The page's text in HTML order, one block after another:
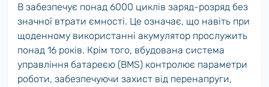
B забезпечує понад 6000 циклів заряд-розряд без
значної втрати ємності. Це означає, що навіть при
щоденному використанні акумулятор прослужить
понад 16 років. Крім того, вбудована система
управління батареєю (BMS) контролює параметри
роботи, забезпечуючи захист від перенапруги,